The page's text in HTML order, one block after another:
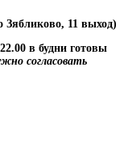
Зябликово, 11 выход)
в будни готовы
согласовать